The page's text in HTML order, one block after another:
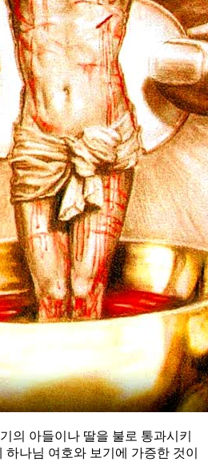
의 아들이나 딸을 불로 통과시키
나님 여호와 보기에 가증한 것이